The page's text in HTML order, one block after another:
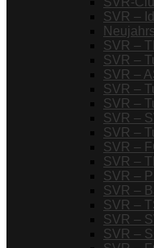
SVR –
SVR –
SVR –
SVR –
SVR –
SVR –
SVR –
SVR –
SVR –
SVR –
SVR –
SVR –
SVR –
SVR –
SVR –